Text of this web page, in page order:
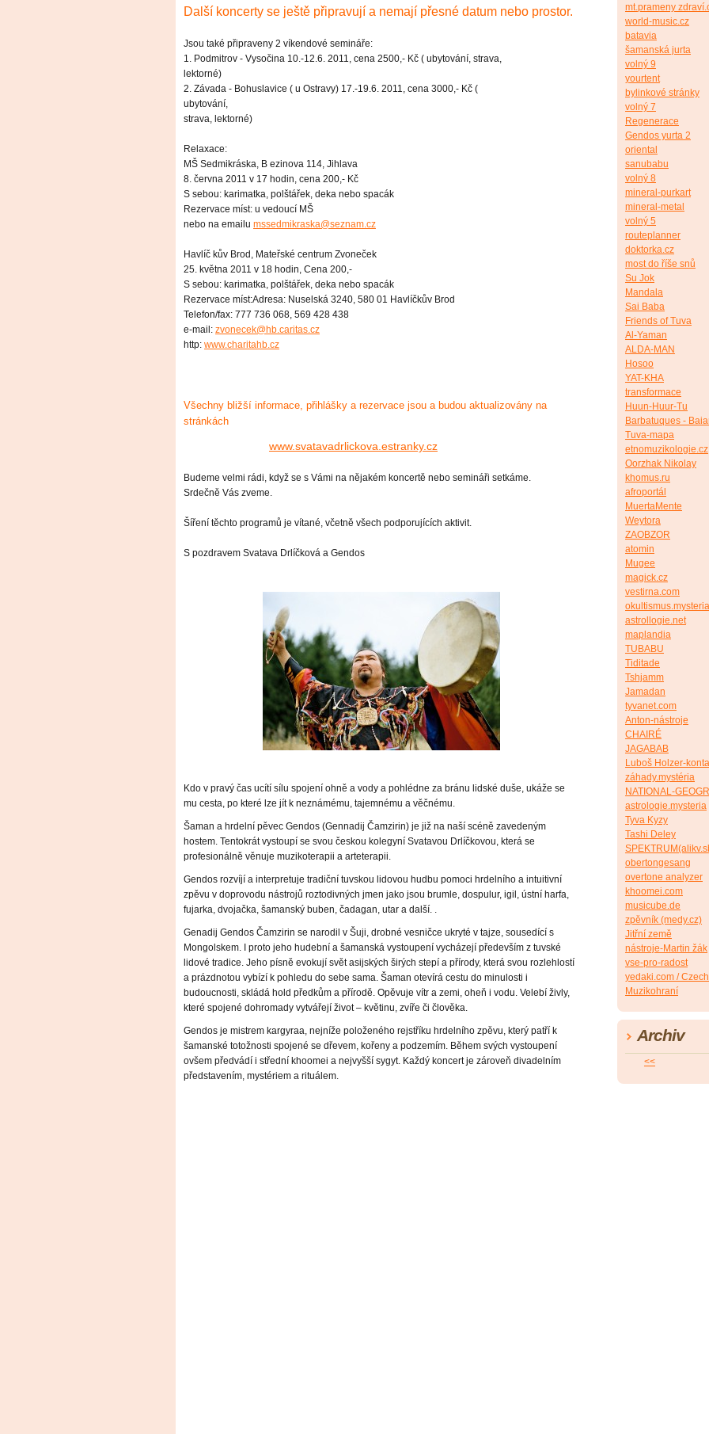
Další koncerty se ještě připravují a nemají přesné datum nebo prostor.
Jsou také připraveny 2 víkendové semináře:
1. Podmitrov - Vysočina 10.-12.6. 2011, cena 2500,- Kč ( ubytování, strava,
lektorné)
2. Závada - Bohuslavice ( u Ostravy) 17.-19.6. 2011, cena 3000,- Kč (
ubytování,
strava, lektorné)
Relaxace:
MŠ Sedmikráska, B ezinova 114, Jihlava
8. června 2011 v 17 hodin, cena 200,- Kč
S sebou: karimatka, polštářek, deka nebo spacák
Rezervace míst: u vedoucí MŠ
nebo na emailu mssedmikraska@seznam.cz
Havlíč kův Brod, Mateřské centrum Zvoneček
25. května 2011 v 18 hodin, Cena 200,-
S sebou: karimatka, polštářek, deka nebo spacák
Rezervace míst:Adresa: Nuselská 3240, 580 01 Havlíčkův Brod
Telefon/fax: 777 736 068, 569 428 438
e-mail: zvonecek@hb.caritas.cz
http: www.charitahb.cz
Všechny bližší informace, přihlášky a rezervace jsou a budou aktualizovány na
stránkách
www.svatavadrlickova.estranky.cz
Budeme velmi rádi, když se s Vámi na nějakém koncertě nebo semináři setkáme.
Srdečně Vás zveme.
Šíření těchto programů je vítané, včetně všech podporujících aktivit.
S pozdravem Svatava Drlíčková a Gendos
Kdo v pravý čas ucítí sílu spojení ohně a vody a pohlédne za bránu lidské duše, ukáže se
mu cesta, po které lze jít k neznámému, tajemnému a věčnému.
Šaman a hrdelní pěvec Gendos (Gennadij Čamzirin) je již na naší scéně zavedeným
hostem. Tentokrát vystoupí se svou českou kolegyní Svatavou Drlíčkovou, která se
profesionálně věnuje muzikoterapii a arteterapii.
Gendos rozvíjí a interpretuje tradiční tuvskou lidovou hudbu pomoci hrdelního a intuitivní
zpěvu v doprovodu nástrojů roztodivných jmen jako jsou brumle, dospulur, igil, ústní harfa,
fujarka, dvojačka, šamanský buben, čadagan, utar a další. .
Genadij Gendos Čamzirin se narodil v Šuji, drobné vesničce ukryté v tajze, sousedící s
Mongolskem. I proto jeho hudební a šamanská vystoupení vycházejí především z tuvské
lidové tradice. Jeho písně evokují svět asijských širých stepí a přírody, která svou rozlehlostí
a prázdnotou vybízí k pohledu do sebe sama. Šaman otevírá cestu do minulosti i
budoucnosti, skládá hold předkům a přírodě. Opěvuje vítr a zemi, oheň i vodu. Velebí živly,
které spojené dohromady vytvářejí život – květinu, zvíře či člověka.
Gendos je mistrem kargyraa, nejníže položeného rejstříku hrdelního zpěvu, který patří k
šamanské totožnosti spojené se dřevem, kořeny a podzemím. Během svých vystoupení
ovšem předvádí i střední khoomei a nejvyšší sygyt. Každý koncert je zároveň divadelním
představením, mystériem a rituálem.
mt.prameny
world-music.cz
batavia
šamanská jurta
volný 9
yourtent
bylinkové stránky
volný 7
Regenerace
Gendos yurta 2
oriental
sanubabu
volný 8
mineral-purkart
mineral-metal
volný 5
routeplanner
doktorka.cz
most do říše snů
Su Jok
Mandala
Sai Baba
Friends of Tuva
Al-Yaman
ALDA-MAN
Hosoo
YAT-KHA
transformace
Huun-Huur-Tu
Barbatuques -
Tuva-mapa
etnomuzikologie.cz
Oorzhak Nikolay
khomus.ru
afroportál
MuertaMente
Weytora
ZAOBZOR
atomin
Mugee
magick.cz
vestirna.com
astrollogie.net
maplandia
TUBABU
Tiditade
Tshjamm
Jamadan
tyvanet.com
Anton-nástroje
CHAIRÉ
JAGABAB
Luboš Holzer-
záhady.mystéria
NATIONAL-
astrologie.mysteria
Tyva Kyzy
Tashi Deley
obertongesang
overtone analyzer
khoomei.com
musicube.de
zpěvník (medy.cz)
Jitřní země
nástroje-Martin žák
vse-pro-radost
yedaki.com /
Muzikohraní
Archiv
<<